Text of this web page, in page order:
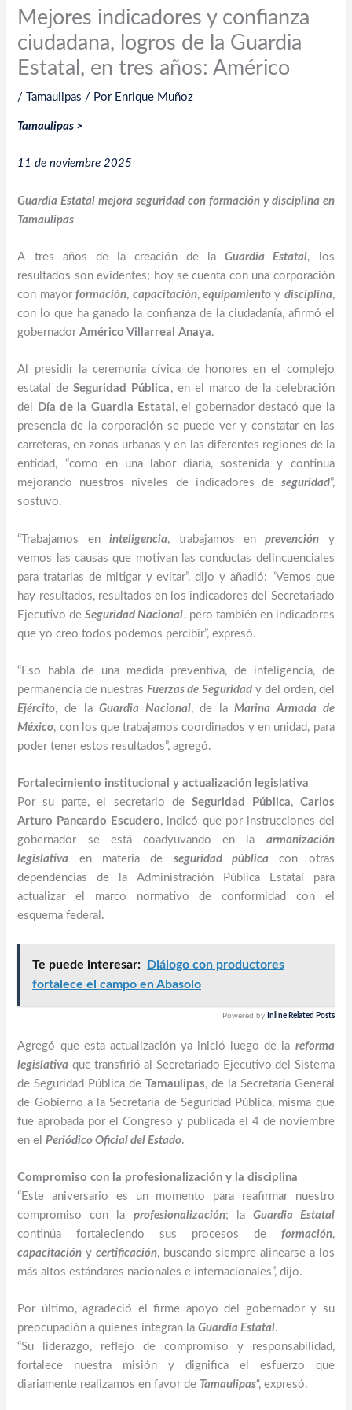
Mejores indicadores y confianza
ciudadana, logros de la Guardia
Estatal, en tres años: Américo
/ Tamaulipas / Por Enrique Muñoz
Tamaulipas >
11 de noviembre 2025
Guardia Estatal mejora seguridad con formación y disciplina en
Tamaulipas
A tres años de la creación de laGuardia Estatal, los
resultados son evidentes; hoy se cuenta con una corporación
con mayorformación, capacitación, equipamientoy disciplina,
con lo que ha ganado la confianza de la ciudadanía, afirmó el
gobernadorAmérico Villarreal Anaya.
Al presidir la ceremonia cívica de honores en el complejo
estatal deSeguridad Pública , en el marco de la celebración
del
Día de la Guardia Estatal , el gobernador destacó que la
presencia de la corporación se puede ver y constatar en las
carreteras, en zonas urbanas y en las diferentes regiones de la
entidad, “como en una labor diaria, sostenida y continua
mejorando nuestros niveles de indicadores de seguridad”,
sostuvo.
“Trabajamos eninteligencia, trabajamos enprevención y
vemos las causas que motivan las conductas delincuenciales
para tratarlas de mitigar y evitar”, dijo y añadió: “Vemos que
hay resultados, resultados en los indicadores del Secretariado
Ejecutivo deSeguridad Nacional, pero también en indicadores
que yo creo todos podemos percibir”, expresó.
“Eso habla de una medida preventiva, de inteligencia, de
permanencia de nuestrasFuerzas de Seguridady del orden, del
Ejército, de laGuardia Nacional, de laMarina Armada de
México, con los que trabajamos coordinados y en unidad, para
poder tener estos resultados”, agregó.
Fortalecimiento institucional y actualización legislativa
Por su parte, el secretario de Seguridad Pública, Carlos
Arturo Pancardo Escudero, indicó que por instrucciones del
gobernador se está coadyuvando en la armonización
legislativa en materia de seguridad públicacon otras
dependencias de la Administración Pública Estatal para
actualizar el marco normativo de conformidad con el
esquema federal.
Te puede interesar:
Diálogo con productores
fortalece el campo en Abasolo
Powered by Inline Related Posts
Agregó que esta actualización ya inició luego de la reforma
legislativa que transfirió al Secretariado Ejecutivo del Sistema
de Seguridad Pública de Tamaulipas, de la Secretaría General
de Gobierno a la Secretaría de Seguridad Pública, misma que
fue aprobada por el Congreso y publicada el 4 de noviembre
en elPeriódico Oficial del Estado.
Compromiso con la profesionalización y la disciplina
“Este aniversario es un momento para reafirmar nuestro
compromiso con la profesionalización; la Guardia Estatal
continúa fortaleciendo sus procesos de formación,
capacitación y certificación, buscando siempre alinearse a los
más altos estándares nacionales e internacionales”, dijo.
Por último, agradeció el firme apoyo del gobernador y su
preocupación a quienes integran laGuardia Estatal.
“Su liderazgo, reflejo de compromiso y responsabilidad,
fortalece nuestra misión y dignifica el esfuerzo que
diariamente realizamos en favor de Tamaulipas“, expresó.